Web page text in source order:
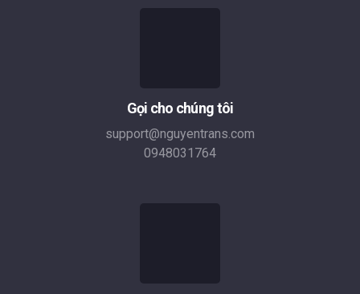
Gọi cho chúng tôi
support@nguyentrans.com
0948031764